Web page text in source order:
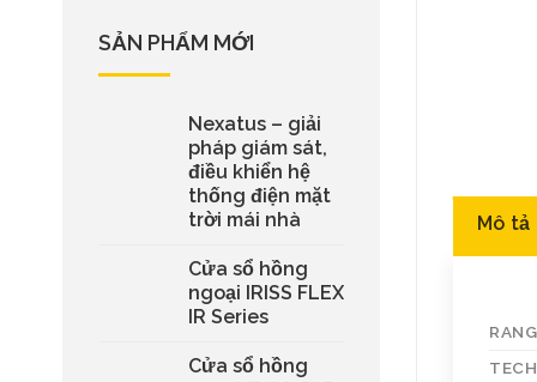
SẢN PHẨM MỚI
Nexatus – giải
pháp giám sát,
điều khiển hệ
thống điện mặt
trời mái nhà
Cửa sổ hồng
ngoại IRISS FLEX
IR Series
Cửa sổ hồng
Mô tả